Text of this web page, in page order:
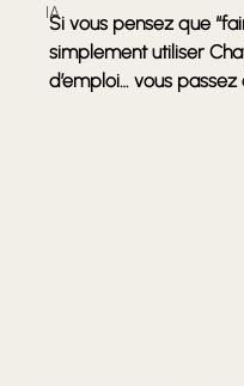
IA
Si vous pensez que
simplement utiliser
d’emploi… vous